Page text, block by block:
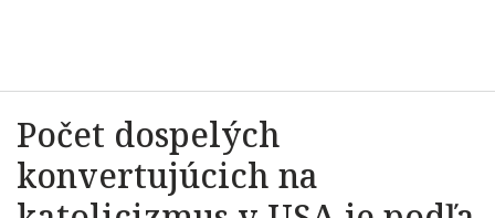
Počet dospelých
konvertujúcich na